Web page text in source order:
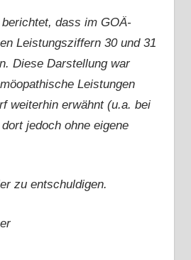
dass im GOÄ-
Leistungsziffern 30 und 31
Diese Darstellung war
Leistungen
weiterhin erwähnt (u.a. bei
jedoch ohne eigene
zu entschuldigen.